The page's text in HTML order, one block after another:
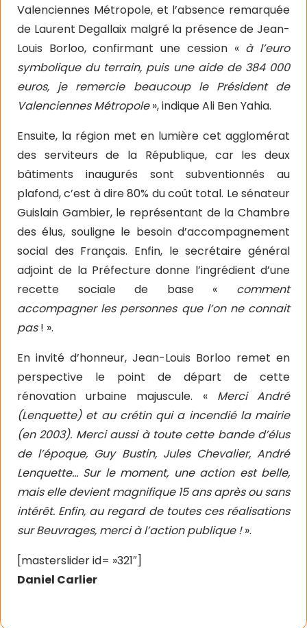
Valenciennes Métropole, et l’absence remarquée
de Laurent Degallaix malgré la présence de Jean-
Louis Borloo, confirmant une cession «à l’euro
symbolique du terrain, puis une aide de 384 000
euros, je remercie beaucoup le Président de
Valenciennes Métropole», indique Ali Ben Yahia.
Ensuite, la région met en lumière cet agglomérat
des serviteurs de la République, car les deux
bâtiments inaugurés sont subventionnés au
plafond, c’est à dire 80% du coût total. Le sénateur
Guislain Gambier, le représentant de la Chambre
des élus, souligne le besoin d’accompagnement
social des Français. Enfin, le secrétaire général
adjoint de la Préfecture donne l’ingrédient d’une
recette sociale de base « comment
accompagner les personnes que l’on ne connait
pas! ».
En invité d’honneur, Jean-Louis Borloo remet en
perspective le point de départ de cette
rénovation urbaine majuscule. « Merci André
(Lenquette) et au crétin qui a incendié la mairie
(en 2003). Merci aussi à toute cette bande d’élus
de l’époque, Guy Bustin, Jules Chevalier, André
Lenquette… Sur le moment, une action est belle,
mais elle devient magnifique 15 ans après ou sans
intérêt. Enfin, au regard de toutes ces réalisations
sur Beuvrages, merci à l’action publique !».
[masterslider id= »321″]
Daniel Carlier